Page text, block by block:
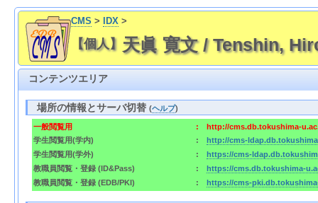
CMS > IDX>
【個人】 天眞 寛文 / Tenshin,
コンテンツエリア
場所の情報とサーバ切替(ヘルプ)
一般閲覧用 :
http://cms.db.tokushima-
学生閲覧用(学内)
:
http://cms-
学生閲覧用(学外)
:
https://cms-
教職員閲覧・登録 (ID&Pass)
:
https://cms.db.tokushima-
教職員閲覧・登録 (EDB/PKI)
: https://cms-